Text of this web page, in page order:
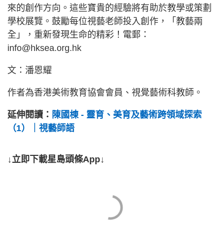
來的創作方向。這些寶貴的經驗將有助於教學或策劃
學校展覽。鼓勵每位視藝老師投入創作，「教藝兩
全」，重新發現生命的精彩！電郵：
info@hksea.org.hk
文：潘恩耀
作者為香港美術教育協會會員、視覺藝術科教師。
延伸閱讀： 陳國棟 - 靈育、美育及藝術跨領域探索
（1）｜視藝師語
↓立即下載星島頭條App↓